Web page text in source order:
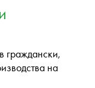
граждански,
на